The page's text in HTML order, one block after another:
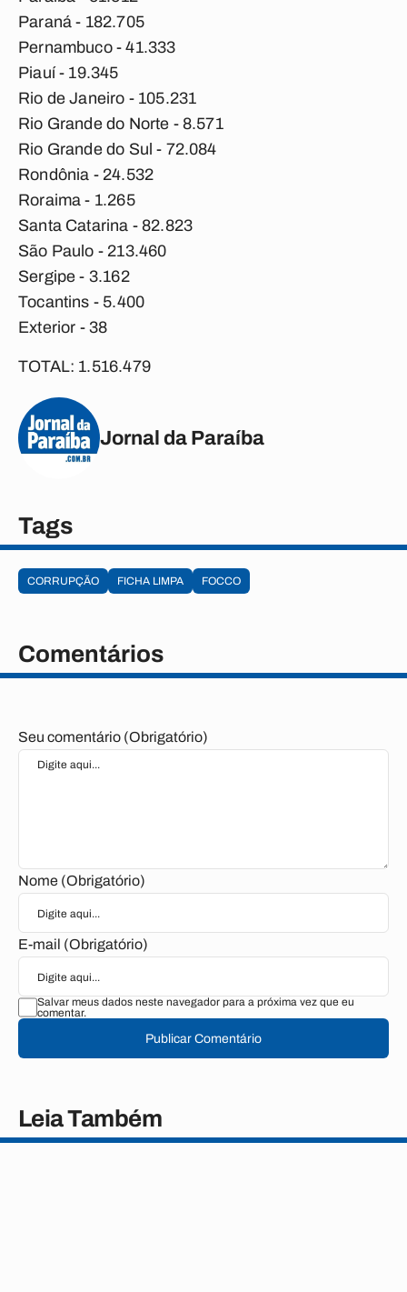
Paraná - 182.705
Pernambuco - 41.333
Piauí - 19.345
Rio de Janeiro - 105.231
Rio Grande do Norte - 8.571
Rio Grande do Sul - 72.084
Rondônia - 24.532
Roraima - 1.265
Santa Catarina - 82.823
São Paulo - 213.460
Sergipe - 3.162
Tocantins - 5.400
Exterior - 38
TOTAL: 1.516.479
Jornal da Paraíba
Tags
CORRUPÇÃO FICHA LIMPA FOCCO
Comentários
Seu comentário (Obrigatório)
Nome (Obrigatório)
E-mail (Obrigatório)
Salvar meus dados neste navegador para a próxima vez que eu
comentar.
Publicar Comentário
Leia Também